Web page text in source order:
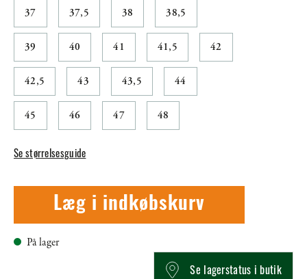
37 37,5 38 38,5
39 40 41 41,5 42
42,5 43 43,5 44
45 46 47 48
Se størrelsesguide
Læg i indkøbskurv
På lager
Se lagerstatus i butik